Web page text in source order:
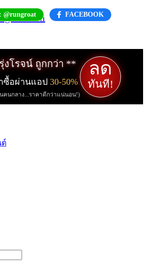
@rungroat FACEBOOK
งโรจน์ ถูกกว่า **
ซื้อผ่านแอป 30-50%
คนกลาง...ราคาดีกว่าแน่นอน!)
ลด
ทันที!
ต์